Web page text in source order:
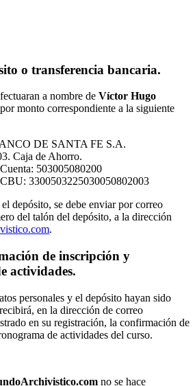
o transferencia bancaria.
a nombre de Víctor Hugo
monto correspondiente a la siguiente
DE SANTA FE S.A.
Caja de Ahorro.
503005080200
3300503225030050802003
depósito, se debe enviar por correo
del talón del depósito, a la dirección
.
de inscripción y
actividades.
personales y el depósito hayan sido
en la dirección de correo
en su registración, la confirmación de
de actividades del curso.
no se hace